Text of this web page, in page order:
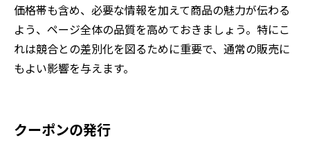
価格帯も含め、必要な情報を加えて商品の魅力が伝わる
よう、ページ全体の品質を高めておきましょう。特にこ
れは競合との差別化を図るために重要で、通常の販売に
もよい影響を与えます。
クーポンの発行